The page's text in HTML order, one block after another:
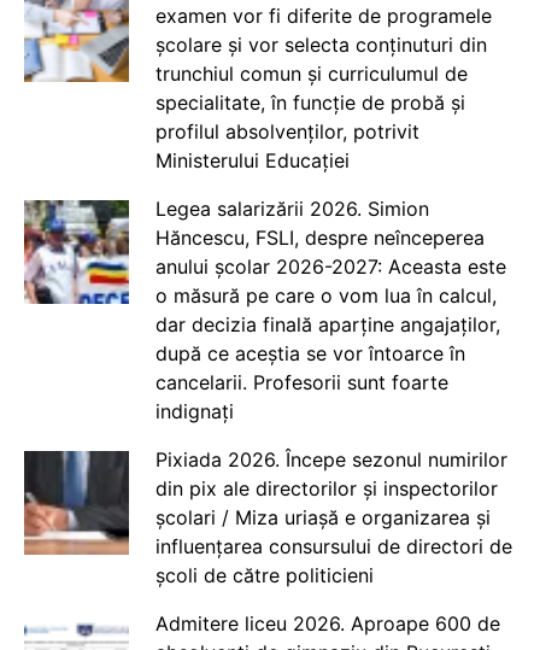
examen vor fi diferite de programele
școlare și vor selecta conținuturi din
trunchiul comun și curriculumul de
specialitate, în funcție de probă și
profilul absolvenților, potrivit
Ministerului Educației
Legea salarizării 2026. Simion
Hăncescu, FSLI, despre neînceperea
anului școlar 2026-2027: Aceasta este
o măsură pe care o vom lua în calcul,
dar decizia finală aparține angajaților,
după ce aceștia se vor întoarce în
cancelarii. Profesorii sunt foarte
indignați
Pixiada 2026. Începe sezonul numirilor
din pix ale directorilor și inspectorilor
școlari / Miza uriașă e organizarea și
influențarea consursului de directori de
școli de către politicieni
Admitere liceu 2026. Aproape 600 de